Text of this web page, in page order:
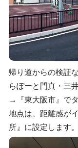
帰り道からの検証
らぽーと門真・三
→『東大阪市』で
地点は、距離感が
所』に設定します。